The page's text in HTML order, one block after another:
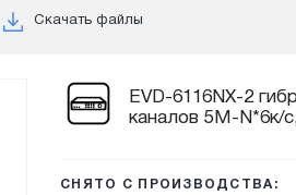
Скачать файлы
EVD-6116NX-2
каналов 5М-N*6к/
СНЯТО С ПРОИЗВОДСТВА: